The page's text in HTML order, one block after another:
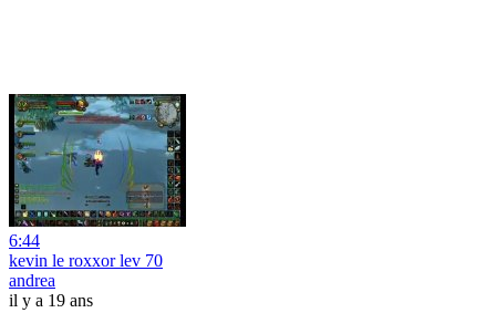
6:44
kevin le roxxor lev 70
andrea
il y a 19 ans